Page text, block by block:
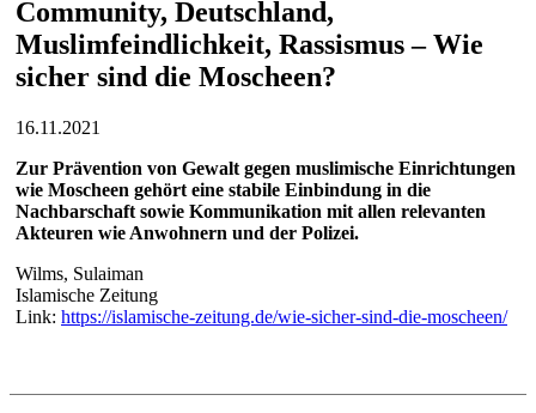
Community, Deutschland,
Muslimfeindlichkeit, Rassismus – Wie
sicher sind die Moscheen?
16.11.2021
Zur Prävention von Gewalt gegen muslimische Einrichtungen
wie Moscheen gehört eine stabile Einbindung in die
Nachbarschaft sowie Kommunikation mit allen relevanten
Akteuren wie Anwohnern und der Polizei.
Wilms, Sulaiman
Islamische Zeitung
Link: https://islamische-zeitung.de/wie-sicher-sind-die-moscheen/